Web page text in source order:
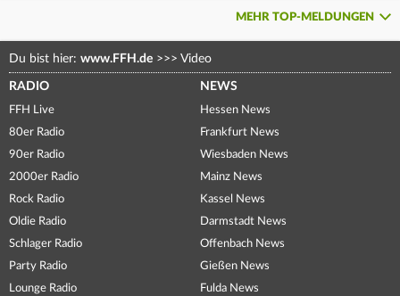
MEHR TOP-MELDUNGEN
Du bist hier: www.FFH.de >>> Video
RADIO
FFH Live
80er Radio
90er Radio
2000er Radio
Rock Radio
Oldie Radio
Schlager Radio
Party Radio
Lounge Radio
NEWS
Hessen News
Frankfurt News
Wiesbaden News
Mainz News
Kassel News
Darmstadt News
Offenbach News
Gießen News
Fulda News